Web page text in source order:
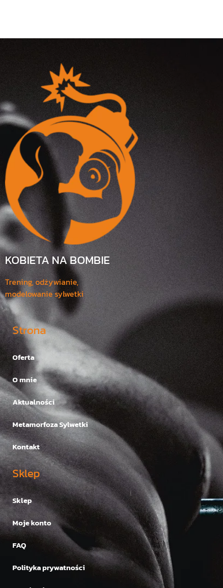
KOBIETA NA BOMBIE
Trening, odżywianie,
modelowanie sylwetki
Strona
Oferta
O mnie
Aktualności
Metamorfoza Sylwetki
Kontakt
Sklep
Sklep
Moje konto
FAQ
Polityka prywatności